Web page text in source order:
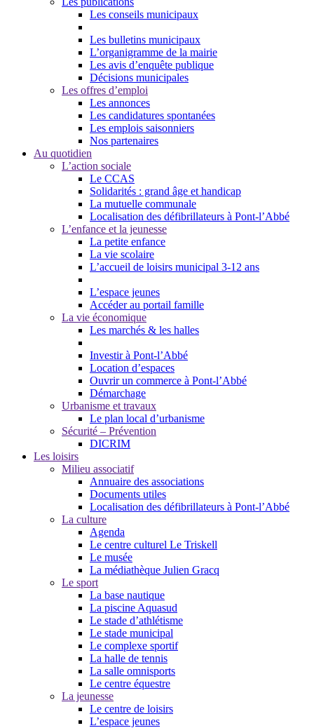
Les conseils municipaux
Les bulletins municipaux
L’organigramme de la mairie
Les avis d’enquête publique
Décisions municipales
Les offres d’emploi
Les annonces
Les candidatures spontanées
Les emplois saisonniers
Nos partenaires
Au quotidien
L’action sociale
Le CCAS
Solidarités : grand âge et handicap
La mutuelle communale
Localisation des défibrillateurs à Pont-l’Abbé
L’enfance et la jeunesse
La petite enfance
La vie scolaire
L’accueil de loisirs municipal 3-12 ans
L’espace jeunes
Accéder au portail famille
La vie économique
Les marchés & les halles
Investir à Pont-l’Abbé
Location d’espaces
Ouvrir un commerce à Pont-l’Abbé
Démarchage
Urbanisme et travaux
Le plan local d’urbanisme
Sécurité – Prévention
DICRIM
Les loisirs
Milieu associatif
Annuaire des associations
Documents utiles
Localisation des défibrillateurs à Pont-l’Abbé
La culture
Agenda
Le centre culturel Le Triskell
Le musée
La médiathèque Julien Gracq
Le sport
La base nautique
La piscine Aquasud
Le stade d’athlétisme
Le stade municipal
Le complexe sportif
La halle de tennis
La salle omnisports
Le centre équestre
La jeunesse
Le centre de loisirs
L’espace jeunes